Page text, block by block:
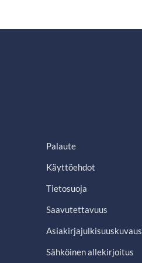
Palaute
Käyttöehdot
Tietosuoja
Saavutettavuus
Asiakirjajulkisuuskuvaus
Sähköinen allekirjoitus